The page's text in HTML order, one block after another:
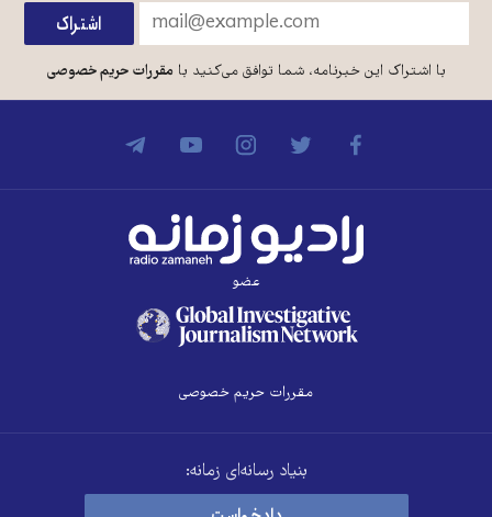
با اشتراک این خبرنامه، شما توافق می‌کنید بامقررات حریم خصوصی
عضو
مقررات حریم خصوصی
بنیاد رسانه‌ای زمانه: